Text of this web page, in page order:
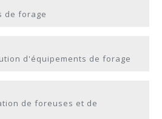
de forage
d'équipements de forage
de foreuses et de